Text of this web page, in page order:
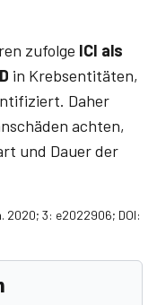
zufolge ICI als
in Krebsentitäten,
Daher
achten,
und Dauer der
2020; 3: e2022906; DOI: